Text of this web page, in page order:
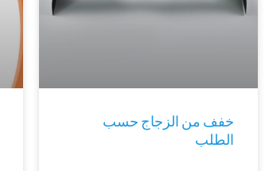
خفف من الزجاج حسب
الطلب